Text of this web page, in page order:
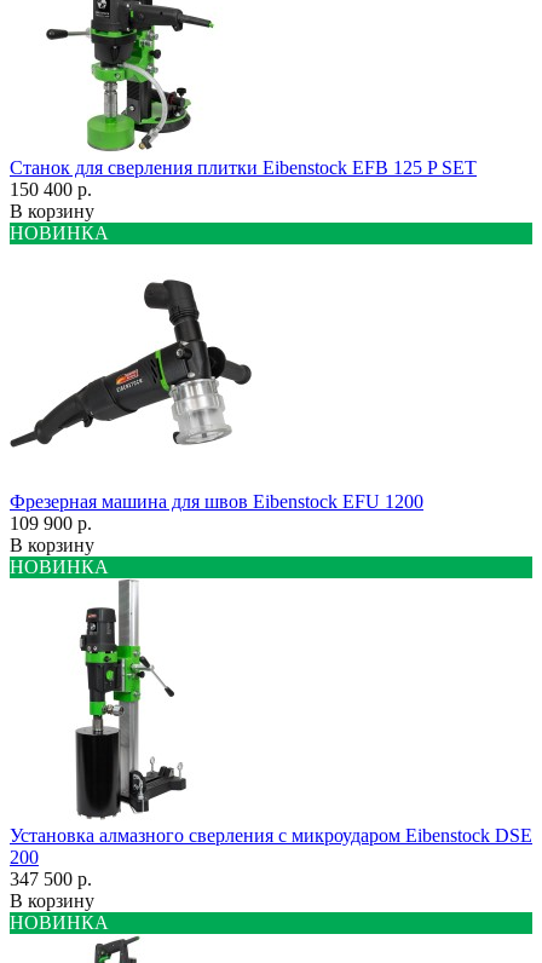
Станок для сверления плитки Eibenstock EFB 125 P SET
150 400 р.
В корзину
НОВИНКА
Фрезерная машина для швов Eibenstock EFU 1200
109 900 р.
В корзину
НОВИНКА
Установка алмазного сверления с микроударом Eibenstock DSE
200
347 500 р.
В корзину
НОВИНКА